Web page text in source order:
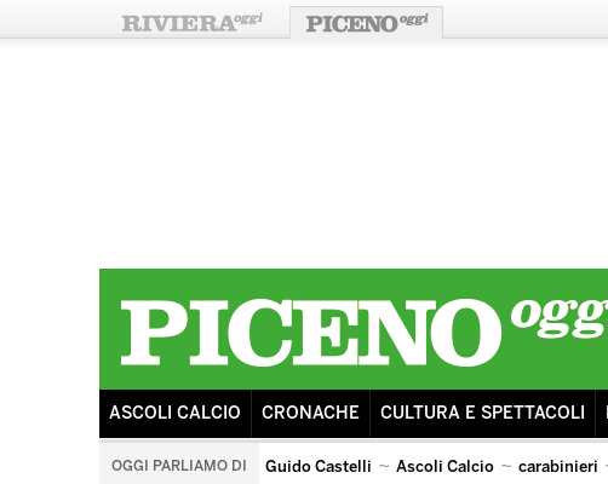
ASCOLI CALCIO CRONACHE CULTURA E SPETTACOLI
OGGI PARLIAMO DI Guido Castelli Ascoli Calcio carabinieri